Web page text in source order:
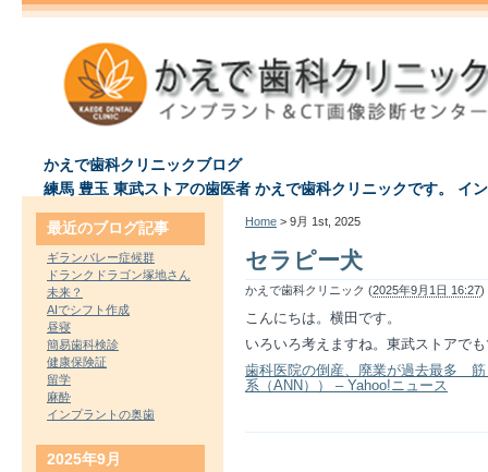
かえで歯科クリニックブログ
練馬 豊玉 東武ストアの歯医者 かえで歯科クリニックです。 イ
Home > 9月 1st, 2025
セラピー犬
かえで歯科クリニック (2025年9月1日 16:27)
こんにちは。横田です。
いろいろ考えますね。東武ストアで
歯科医院の倒産、廃業が過去最多 筋
系（ANN）） – Yahoo!ニュース
最近のブログ記事
ギランバレー症候群
ドランクドラゴン塚地さん
未来？
AIでシフト作成
昼寝
簡易歯科検診
健康保険証
留学
麻酔
インプラントの奥歯
2025年9月